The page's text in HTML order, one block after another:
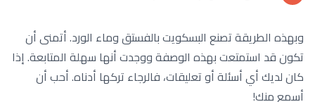
وبهذه الطريقة تصنع البسكويت بالفستق وماء الورد. أتمنى أن
تكون قد استمتعت بهذه الوصفة ووجدت أنها سهلة المتابعة. إذا
كان لديك أي أسئلة أو تعليقات، فالرجاء تركها أدناه. أحب أن
أسمع منك!